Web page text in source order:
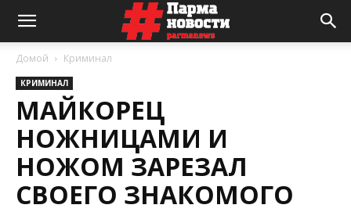
Домой Криминал
КРИМИНАЛ
МАЙКОРЕЦ
НОЖНИЦАМИ И
НОЖОМ ЗАРЕЗАЛ
СВОЕГО ЗНАКОМОГО